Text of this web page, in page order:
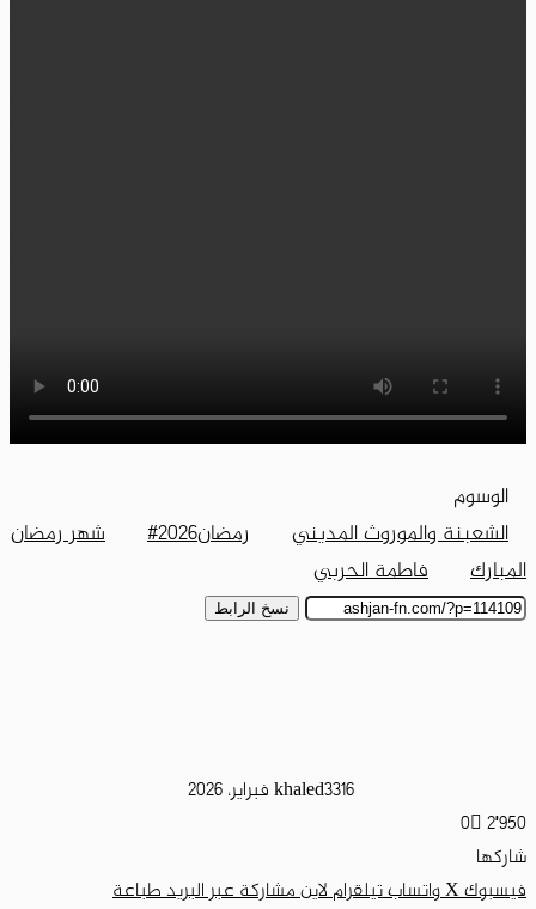
الوسوم
الشعبنة والموروث المديني
رمضان2026#
شهر رمضان
المبارك
فاطمة الحربي
نسخ الرابط
khaled3316 فبراير، 2026
0 2٬950
شاركها
فيسبوك‫Xواتسابتيلقراملاينمشاركة عبر البريدطباعة